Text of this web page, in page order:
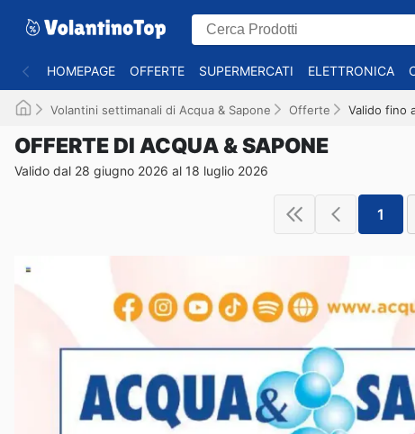
HOMEPAGE OFFERTE SUPERMERCATI ELETTRONICA
Volantini settimanali di Acqua & Sapone Offerte Valido fino
OFFERTE DI ACQUA & SAPONE
Valido dal 28 giugno 2026 al 18 luglio 2026
1